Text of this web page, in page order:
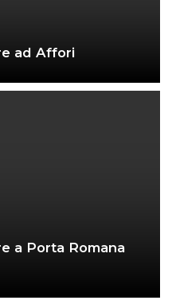
ad Affori
a Porta Romana